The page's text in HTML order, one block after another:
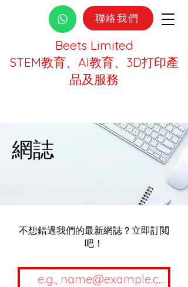
Beets Limited
STEM教育、AI教育、3D打印產
品及服務
聯絡我們
網誌
不想錯過我們的最新網誌？立即訂閲
吧！